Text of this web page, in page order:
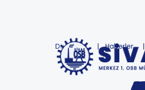
Duyurular Haberler